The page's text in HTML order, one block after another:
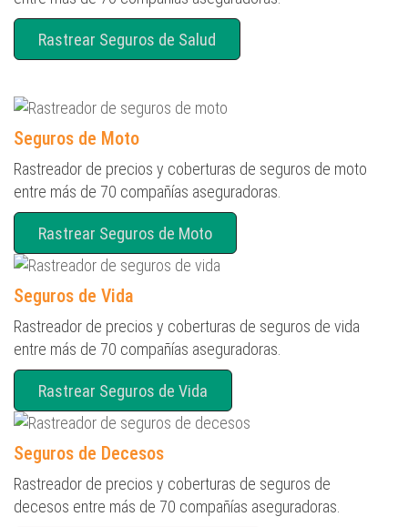
Rastrear Seguros de Salud
Seguros de Moto
Rastreador de precios y coberturas de seguros de moto
entre más de 70 compañías aseguradoras.
Rastrear Seguros de Moto
Seguros de Vida
Rastreador de precios y coberturas de seguros de vida
entre más de 70 compañías aseguradoras.
Rastrear Seguros de Vida
Seguros de Decesos
Rastreador de precios y coberturas de seguros de
decesos entre más de 70 compañías aseguradoras.